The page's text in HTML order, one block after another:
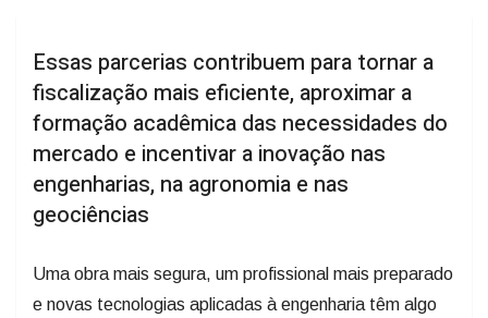
Essas parcerias contribuem para tornar a
fiscalização mais eficiente, aproximar a
formação acadêmica das necessidades do
mercado e incentivar a inovação nas
engenharias, na agronomia e nas
geociências
Uma obra mais segura, um profissional mais preparado
e novas tecnologias aplicadas à engenharia têm algo